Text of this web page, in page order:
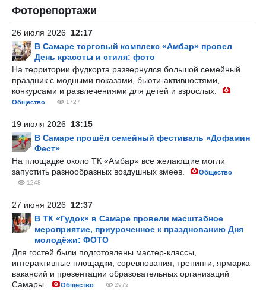
Фоторепортажи
26 июля 2026 12:17
В Самаре торговый комплекс «Амбар» провел
День красоты и стиля: фото
На территории фудкорта развернулся большой семейный
праздник с модными показами, бьюти-активностями,
конкурсами и развлечениями для детей и взрослых.
Общество 1727
19 июля 2026 13:15
В Самаре прошёл семейный фестиваль «Дофамин
Фест»
На площадке около ТК «Амбар» все желающие могли
запустить разнообразных воздушных змеев.
Общество
1248
27 июня 2026 12:37
В ТК «Гудок» в Самаре провели масштабное
мероприятие, приуроченное к празднованию Дня
молодёжи: ФОТО
Для гостей были подготовлены мастер-классы,
интерактивные площадки, соревнования, тренинги, ярмарка
вакансий и презентации образовательных организаций
Самары.
Общество 2972